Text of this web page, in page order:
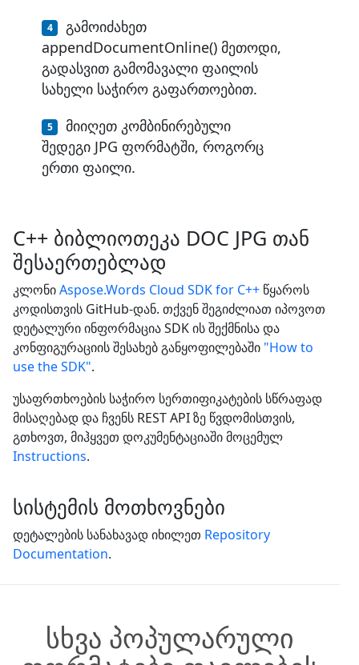
გამოიძახეთ
appendDocumentOnline() მეთოდი,
გადასვით გამომავალი ფაილის
სახელი საჭირო გაფართოებით.
მიიღეთ კომბინირებული
შედეგი JPG ფორმატში, როგორც
ერთი ფაილი.
C++ ბიბლიოთეკა DOC JPG თან
შესაერთებლად
კლონიAspose.Words Cloud SDK for C++ წყაროს
კოდისთვის GitHub-დან. თქვენ შეგიძლიათ იპოვოთ
დეტალური ინფორმაცია SDK ის შექმნისა და
კონფიგურაციის შესახებ განყოფილებაში "How to
use the SDK".
უსაფრთხოების საჭირო სერთიფიკატების სწრაფად
მისაღებად და ჩვენს REST API ზე წვდომისთვის,
გთხოვთ, მიჰყვეთ დოკუმენტაციაში მოცემულ
Instructions.
სისტემის მოთხოვნები
დეტალების სანახავად იხილეთ Repository
Documentation.
სხვა პოპულარული